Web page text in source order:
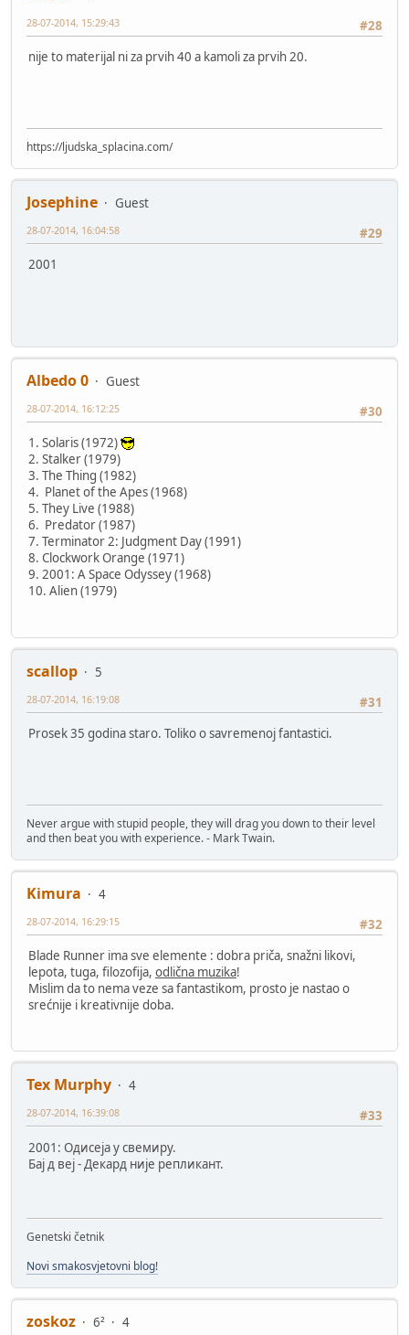
#28
28-07-2014, 15:29:43
nije to materijal ni za prvih 40 a kamoli za prvih 20.
https://ljudska_splacina.com/
Josephine
Guest
#29
28-07-2014, 16:04:58
2001
Albedo 0
Guest
#30
28-07-2014, 16:12:25
1. Solaris (1972)
2. Stalker (1979)
3. The Thing (1982)
4. Planet of the Apes (1968)
5. They Live (1988)
6. Predator (1987)
7. Terminator 2: Judgment Day (1991)
8. Clockwork Orange (1971)
9. 2001: A Space Odyssey (1968)
10. Alien (1979)
scallop
5
#31
28-07-2014, 16:19:08
Prosek 35 godina staro. Toliko o savremenoj fantastici.
Never argue with stupid people, they will drag you down to their level
and then beat you with experience. - Mark Twain.
Kimura
4
#32
28-07-2014, 16:29:15
Blade Runner ima sve elemente : dobra priča, snažni likovi,
lepota, tuga, filozofija, odlična muzika!
Mislim da to nema veze sa fantastikom, prosto je nastao o
srećnije i kreativnije doba.
Tex Murphy
4
#33
28-07-2014, 16:39:08
2001: Одисеја у свемиру.
Бај д веј - Декард није репликант.
Genetski četnik
Novi smakosvjetovni blog!
zoskoz 6² 4